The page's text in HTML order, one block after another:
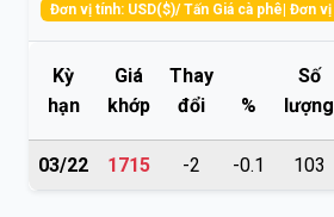
Đơn vị tính: USD($)/ Tấn Giá cà phê| Đơn
Kỳ
hạn
Giá
khớp
Thay
đổi
%
Số
lượng
03/22 1715 -2 -0.1 103